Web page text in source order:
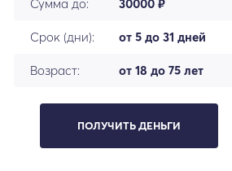
Сумма до: 30000 ₽
Срок (дни): от 5 до 31 дней
Возраст: от 18 до 75 лет
ПОЛУЧИТЬ ДЕНЬГИ